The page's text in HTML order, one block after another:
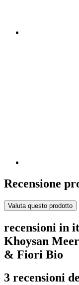
Recensione
Valuta questo prodotto
recensioni in
Khoysan
& Fiori Bio
3 recensioni